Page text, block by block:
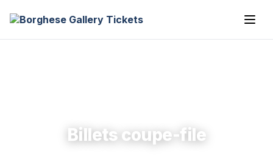
Billets coupe-file